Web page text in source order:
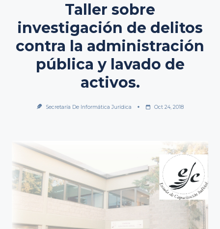
Taller sobre
investigación de delitos
contra la administración
pública y lavado de
activos.
Secretaría De Informática Jurídica Oct 24, 2018